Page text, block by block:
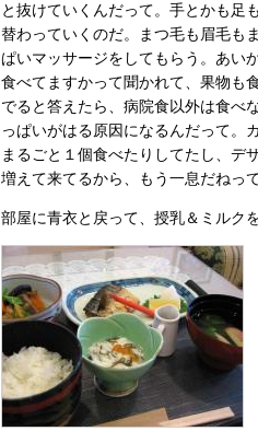
と抜けていくんだって。手とかも足
替わっていくのだ。まつ毛も眉毛も
ぱいマッサージをしてもらう。あい
食べてますかって聞かれて、果物も
でると答えたら、病院食以外は食べ
っぱいがはる原因になるんだって。
まるごと１個食べたりしてたし、デ
増えて来てるから、もう一息だねって
部屋に青衣と戻って、授乳＆ミルク